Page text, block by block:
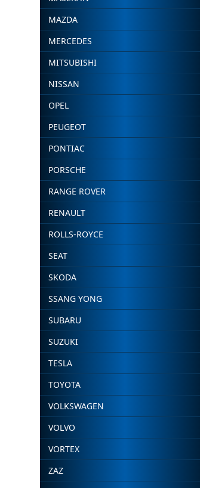
MAZDA
MERCEDES
MITSUBISHI
NISSAN
OPEL
PEUGEOT
PONTIAC
PORSCHE
RANGE ROVER
RENAULT
ROLLS-ROYCE
SEAT
SKODA
SSANG YONG
SUBARU
SUZUKI
TESLA
TOYOTA
VOLKSWAGEN
VOLVO
VORTEX
ZAZ